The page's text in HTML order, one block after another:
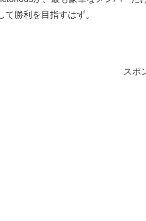
て勝利を目指すはず。
スポ